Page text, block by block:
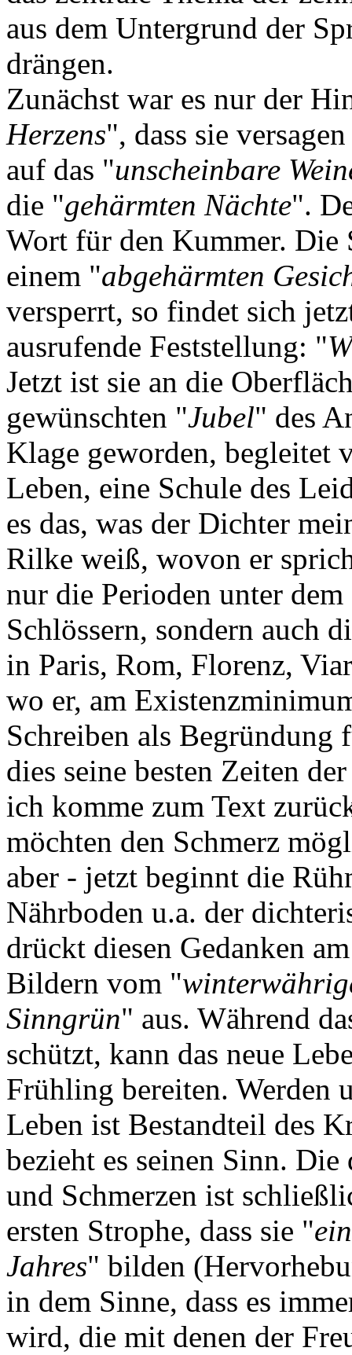
aus dem Untergrund der
drängen.
Zunächst war es nur der
Herzens", dass sie
auf das "unscheinbare
die "gehärmten Nächte".
Wort für den Kummer. Die
einem "abgehärmten
versperrt, so findet sich
ausrufende Feststellung: "
Jetzt ist sie an die
gewünschten "Jubel" des
Klage geworden, begleitet
Leben, eine Schule des
es das, was der Dichter
Rilke weiß, wovon er
nur die Perioden unter
Schlössern, sondern auch
in Paris, Rom, Florenz,
wo er, am
Schreiben als Begründung
dies seine besten Zeiten
ich komme zum Text
möchten den Schmerz
aber - jetzt beginnt die
Nährboden u.a. der
drückt diesen Gedanken
Bildern vom "
Sinngrün" aus. Während
schützt, kann das neue
Frühling bereiten. Werden
Leben ist Bestandteil des
bezieht es seinen Sinn.
und Schmerzen ist
ersten Strophe, dass sie "
Jahres" bilden
in dem Sinne, dass es
wird, die mit denen der